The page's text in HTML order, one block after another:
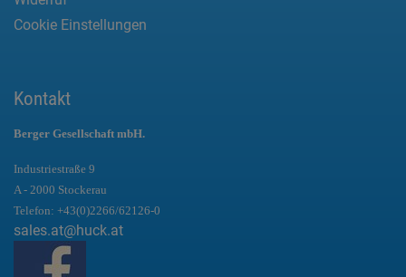
Cookie Einstellungen
Kontakt
Berger Gesellschaft mbH.
Industriestraße 9
A - 2000 Stockerau
Telefon: +43(0)2266/62126-0
sales.at@huck.at